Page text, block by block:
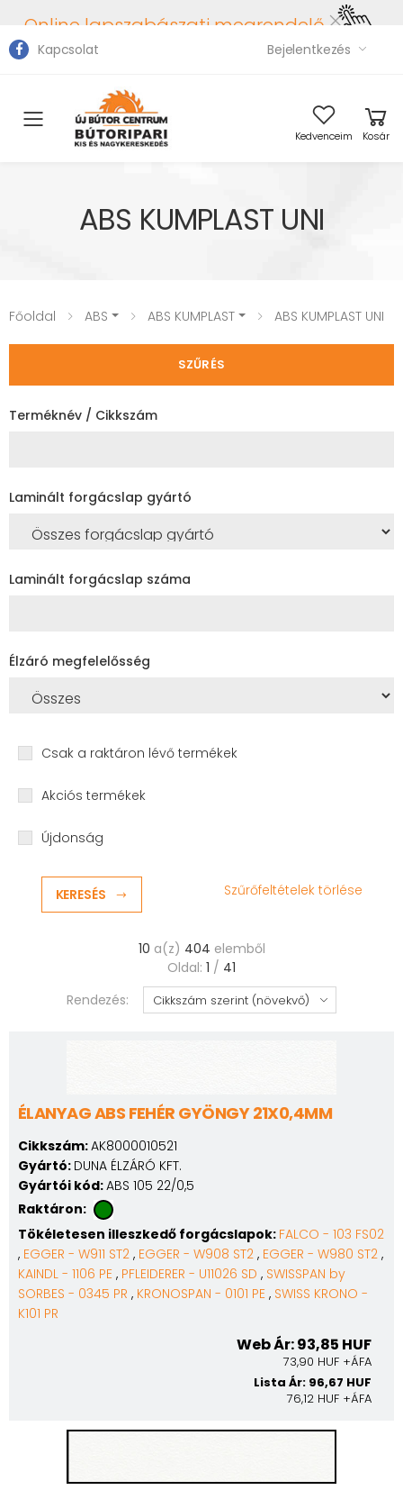
Online lapszabászati megrendelő
Kapcsolat Bejelentkezés
Toggle mobile menu Kedvenceim Kosár
ABS KUMPLAST UNI
Főoldal ABS ABS KUMPLAST ABS KUMPLAST UNI
SZŰRÉS
Terméknév / Cikkszám
Laminált forgácslap gyártó
Laminált forgácslap száma
Élzáró megfelelősség
Csak a raktáron lévő termékek
Akciós termékek
Újdonság
KERESÉS Szűrőfeltételek törlése
10 a(z) 404 elemből
Oldal: 1 / 41
Rendezés:
ÉLANYAG ABS FEHÉR GYÖNGY 21X0,4MM
Cikkszám:AK8000010521
Gyártó: DUNA ÉLZÁRÓ KFT.
Gyártói kód:ABS 105 22/0,5
Raktáron:
Tökéletesen illeszkedő forgácslapok: FALCO - 103 FS02
, EGGER - W911 ST2 , EGGER - W908 ST2 , EGGER - W980 ST2 ,
KAINDL - 1106 PE , PFLEIDERER - U11026 SD , SWISSPAN by
SORBES - 0345 PR , KRONOSPAN - 0101 PE , SWISS KRONO -
K101 PR
Web Ár: 93,85 HUF
73,90 HUF +ÁFA
Lista Ár: 96,67 HUF
76,12 HUF +ÁFA